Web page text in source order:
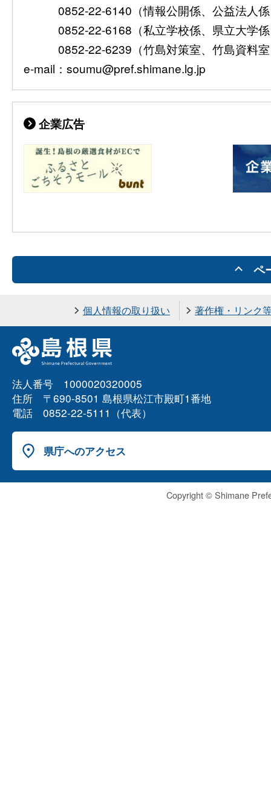
0852-22-6140（情報公開係、公益法人
0852-22-6168（私立学校係、県立大学
0852-22-6239（竹島対策室、竹島資料
e-mail：soumu@pref.shimane.lg.jp
企業広告
ペ
個人情報の取り扱い 著作権・リンク
法人番号 1000020320005
住所 〒690-8501 島根県松江市殿町1番地
電話 0852-22-5111（代表）
県庁へのアクセス
Copyright © Shimane